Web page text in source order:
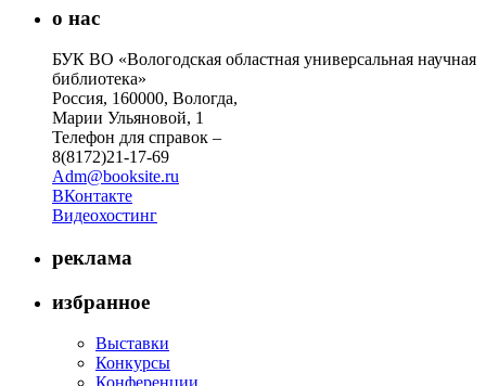
о нас
БУК ВО «Вологодская областная универсальная научная
библиотека»
Россия, 160000, Вологда,
Марии Ульяновой, 1
Телефон для справок –
8(8172)21-17-69
Adm@booksite.ru
ВКонтакте
Видеохостинг
реклама
избранное
Выставки
Конкурсы